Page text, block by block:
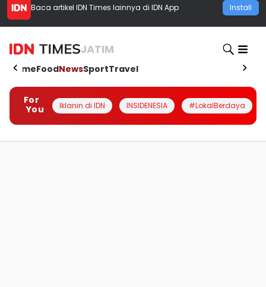
Baca artikel IDN Times lainnya di IDN App Install
JATIM
HomeFoodNewsSportTravel
For
You
Iklanin di IDN INSIDENESIA #LokalBerdaya